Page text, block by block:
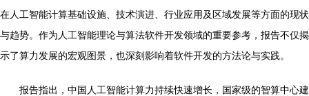
在人工智能计算基础设施、技术演进、行业应用及区域发展等方面的现状
与趋势。作为人工智能理论与算法软件开发领域的重要参考，报告不仅揭
示了算力发展的宏观图景，也深刻影响着软件开发的方法论与实践。
报告指出，中国人工智能计算力持续快速增长，国家级的智算中心建